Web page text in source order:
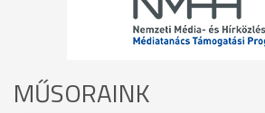
MŰSORAINK